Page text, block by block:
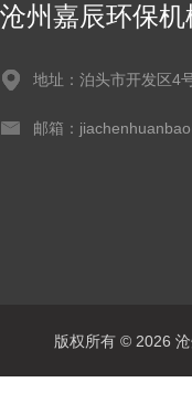
沧州嘉辰环保
地址：泊头市开发区4
邮箱：
版权所有 © 2026